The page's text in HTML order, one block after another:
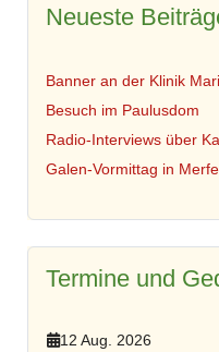
Neueste
Banner an der Klinik
Besuch im Paulusdom
Radio-Interviews über
Galen-Vormittag in
Termine und
12 Aug. 2026